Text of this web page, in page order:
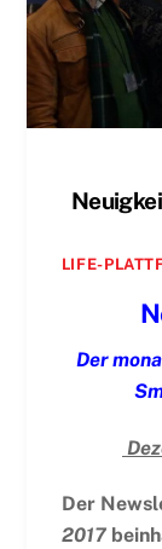
LIFE-
Der
Der
2017